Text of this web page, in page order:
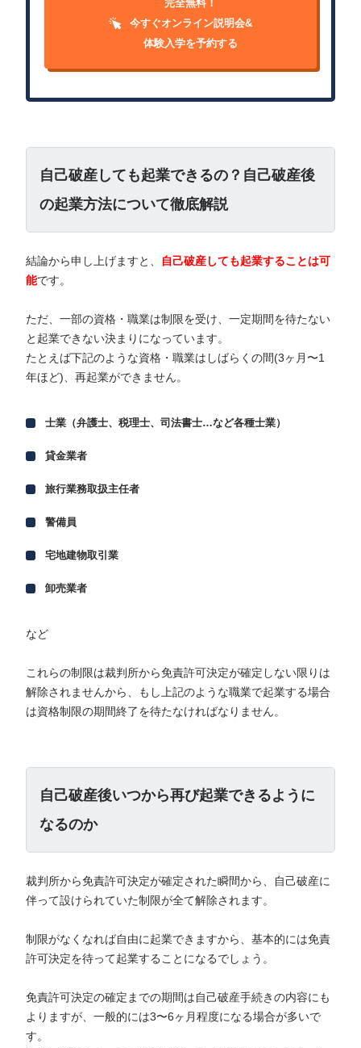
完全無料！
今すぐオンライン説明会&
体験入学を予約する
自己破産しても起業できるの？自己破産後
の起業方法について徹底解説
結論から申し上げますと、
自己破産しても起業することは可
能です。
ただ、一部の資格・職業は制限を受け、一定期間を待たない
と起業できない決まりになっています。
たとえば下記のような資格・職業はしばらくの間(3ヶ月〜1
年ほど)、再起業ができません。
士業（弁護士、税理士、司法書士…など各種士業）
貸金業者
旅行業務取扱主任者
警備員
宅地建物取引業
卸売業者
など
これらの制限は裁判所から免責許可決定が確定しない限りは
解除されませんから、もし上記のような職業で起業する場合
は資格制限の期間終了を待たなければなりません。
自己破産後いつから再び起業できるように
なるのか
裁判所から免責許可決定が確定された瞬間から、自己破産に
伴って設けられていた制限が全て解除されます。
制限がなくなれば自由に起業できますから、基本的には免責
許可決定を待って起業することになるでしょう。
免責許可決定の確定までの期間は自己破産手続きの内容にも
よりますが、一般的には3〜6ヶ月程度になる場合が多いで
す。